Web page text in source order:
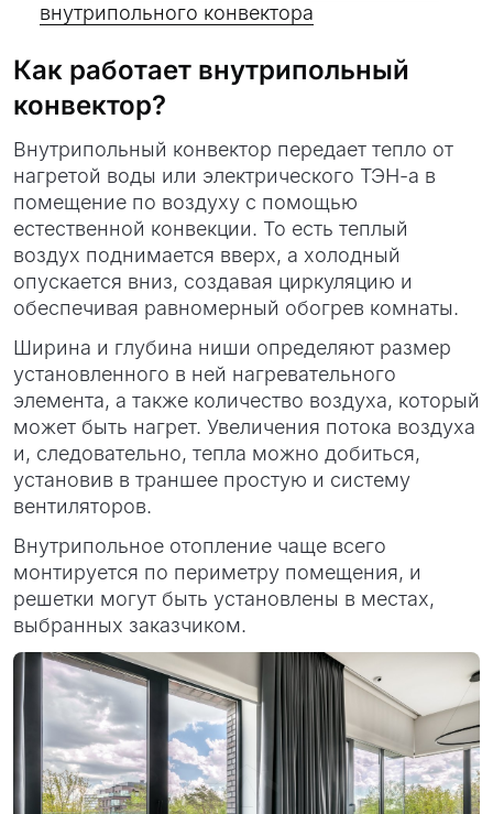
внутрипольного конвектора
Как работает внутрипольный
конвектор?
Внутрипольный конвектор передает тепло от
нагретой воды или электрического ТЭН-а в
помещение по воздуху с помощью
естественной конвекции. То есть теплый
воздух поднимается вверх, а холодный
опускается вниз, создавая циркуляцию и
обеспечивая равномерный обогрев комнаты.
Ширина и глубина ниши определяют размер
установленного в ней нагревательного
элемента, а также количество воздуха, который
может быть нагрет. Увеличения потока воздуха
и, следовательно, тепла можно добиться,
установив в траншее простую и систему
вентиляторов.
Внутрипольное отопление чаще всего
монтируется по периметру помещения, и
решетки могут быть установлены в местах,
выбранных заказчиком.